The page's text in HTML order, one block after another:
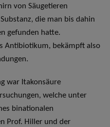
von Säugetieren
die man bis dahin
gefunden hatte.
Antibiotikum, bekämpft also
war Itakonsäure
welche unter
binationalen
Prof. Hiller und der